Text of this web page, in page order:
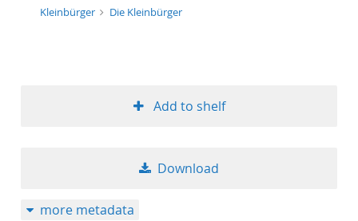
Kleinbürger
Die Kleinbürger
Add to shelf
Download
more metadata